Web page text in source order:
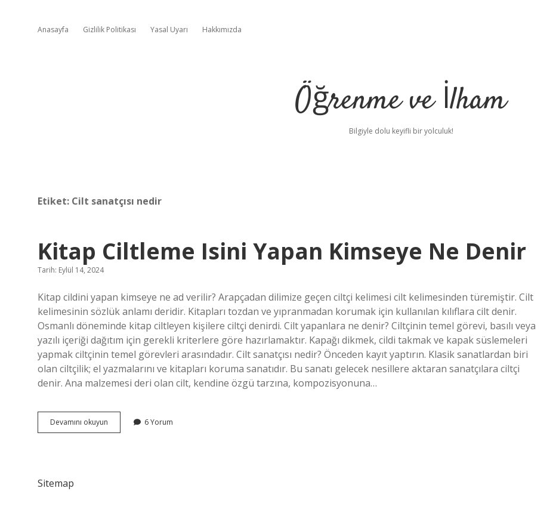
Anasayfa Gizlilik Politikası Yasal Uyarı Hakkımızda
Öğrenme ve İlham
Bilgiyle dolu keyifli bir yolculuk!
Etiket: Cilt sanatçısı nedir
Kitap Ciltleme Isini Yapan Kimseye Ne Denir
Tarih: Eylül 14, 2024
Kitap cildini yapan kimseye ne ad verilir? Arapçadan dilimize geçen ciltçi kelimesi cilt kelimesinden türemiştir. Cilt
kelimesinin sözlük anlamı deridir. Kitapları tozdan ve yıpranmadan korumak için kullanılan kılıflara cilt denir.
Osmanlı döneminde kitap ciltleyen kişilere ciltçi denirdi. Cilt yapanlara ne denir? Ciltçinin temel görevi, basılı veya
yazılı içeriği dağıtım için gerekli kriterlere göre hazırlamaktır. Kapağı dikmek, cildi takmak ve kapak süslemeleri
yapmak ciltçinin temel görevleri arasındadır. Cilt sanatçısı nedir? Önceden kayıt yaptırın. Klasik sanatlardan biri
olan ciltçilik; el yazmalarını ve kitapları koruma sanatıdır. Bu sanatı gelecek nesillere aktaran sanatçılara ciltçi
denir. Ana malzemesi deri olan cilt, kendine özgü tarzına, kompozisyonuna…
Devamını okuyun
Ciltleme
6 Yorum
Sitemap